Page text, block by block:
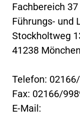
Fachbereich
Führungs- und
Stockholtweg
41238
Telefon:
Fax: 02166/
E-Mail: